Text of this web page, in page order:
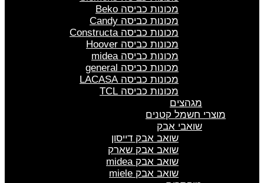
מכונות כביסה Beko
מכונות כביסה Candy
מכונות כביסה Constructa
מכונות כביסה Hoover
מכונות כביסה midea
מכונות כביסה general
מכונות כביסה LACASA
מכונות כביסה TCL
מגהצים
מוצרי חשמל קטנים
שואבי אבק
שואב אבק דייסון
שואב אבק שארק
שואב אבק midea
שואב אבק miele